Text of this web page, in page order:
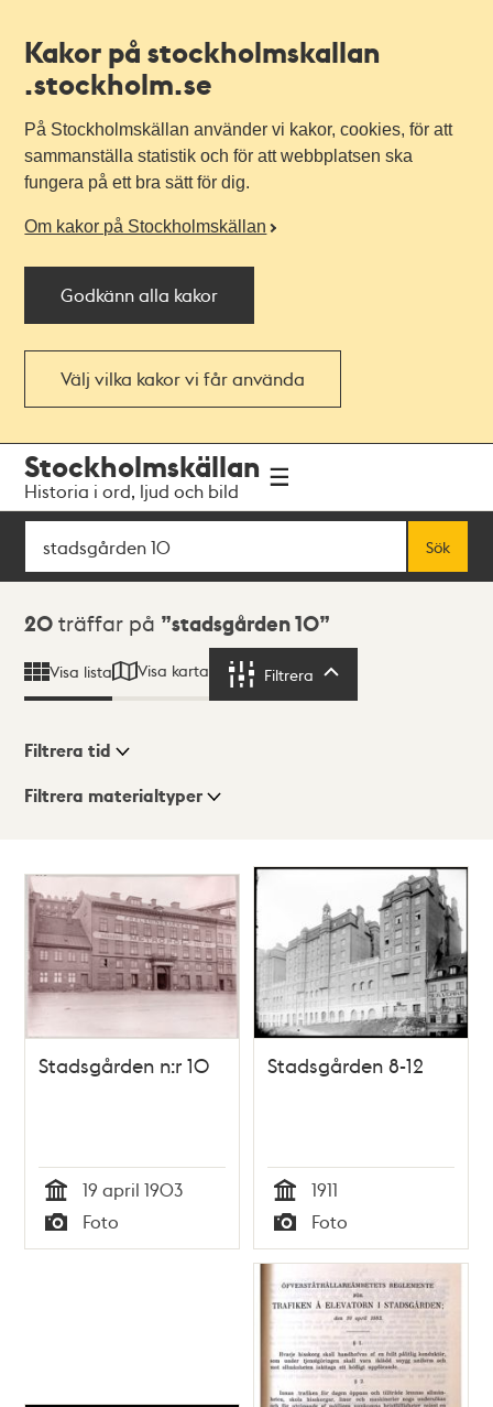
Kakor på stockholmskallan
.stockholm.se
På Stockholmskällan använder vi kakor, cookies, för att
sammanställa statistik och för att webbplatsen ska
fungera på ett bra sätt för dig.
Om kakor på Stockholmskällan
Godkänn alla kakor
Välj vilka kakor vi får använda
navigationen
huvudinnehållet
Stockholmskällan
Historia i ord, ljud och bild
Sök
Sök
Sökresultat
20 träffar på stadsgården 10
Visa lista Visa karta Filtrera
Visningsläge
ListaKarta
Filtrera tid
Filtrera materialtyper
träffar
Stadsgården n:r 10
Tid
19 april 1903
Typ
Foto
Stadsgården 8-12
Tid
1911
Typ
Foto